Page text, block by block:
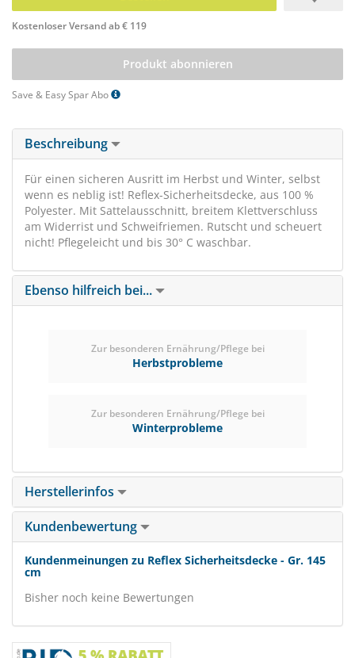
Kostenloser Versand ab € 119
Produkt abonnieren
Save & Easy Spar Abo
Beschreibung
Für einen sicheren Ausritt im Herbst und Winter, selbst
wenn es neblig ist! Reflex-Sicherheitsdecke, aus 100 %
Polyester. Mit Sattelausschnitt, breitem Klettverschluss
am Widerrist und Schweifriemen. Rutscht und scheuert
nicht! Pflegeleicht und bis 30° C waschbar.
Ebenso hilfreich bei...
Zur besonderen Ernährung/Pflege bei
Herbstprobleme
Zur besonderen Ernährung/Pflege bei
Winterprobleme
Herstellerinfos
Kundenbewertung
Kundenmeinungen zu Reflex Sicherheitsdecke - Gr. 145
cm
Bisher noch keine Bewertungen